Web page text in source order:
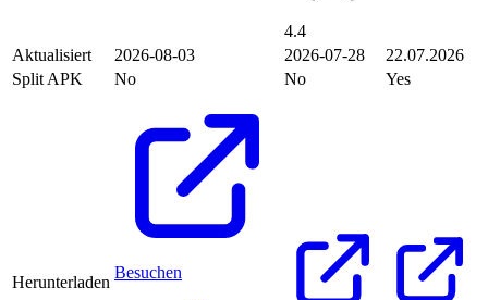
4.4
Aktualisiert 2026-08-03 2026-07-28
22.07.2026
Split APK
No No Yes
Herunterladen
Besuchen